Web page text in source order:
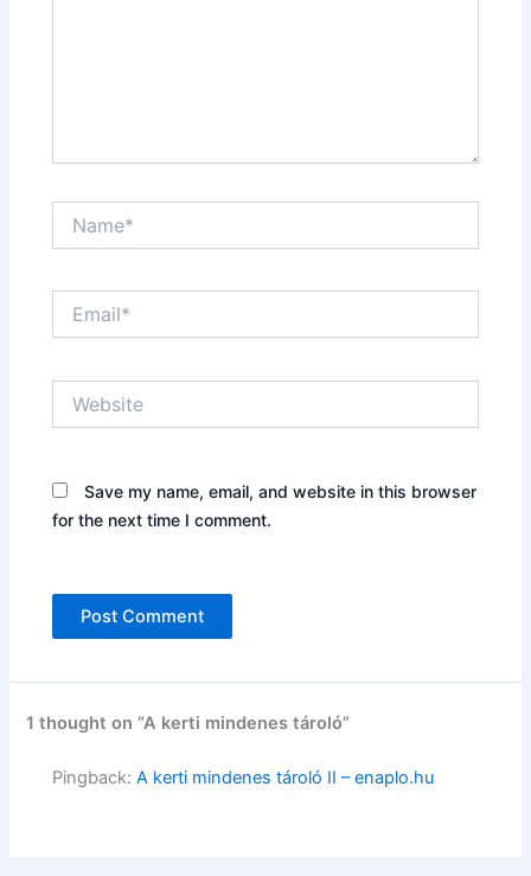
Save my name, email, and website in this browser
for the next time I comment.
1 thought on “A kerti mindenes tároló”
Pingback:A kerti mindenes tároló II – enaplo.hu